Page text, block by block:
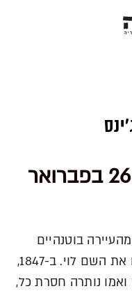
כ"ג באדר ה'תקפ"ט – 26 בפברואר
בוטנהיים
שבגרמניה – נולד בן, והם העניקו לו את השם לוי. ב-1847,
נותרה חסרת כל,